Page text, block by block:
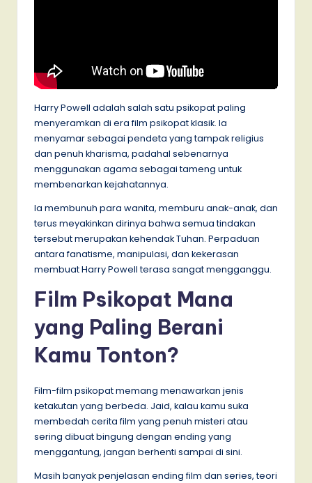
Harry Powell adalah salah satu psikopat paling
menyeramkan di era film psikopat klasik. Ia
menyamar sebagai pendeta yang tampak religius
dan penuh kharisma, padahal sebenarnya
menggunakan agama sebagai tameng untuk
membenarkan kejahatannya.
Ia membunuh para wanita, memburu anak-anak, dan
terus meyakinkan dirinya bahwa semua tindakan
tersebut merupakan kehendak Tuhan. Perpaduan
antara fanatisme, manipulasi, dan kekerasan
membuat Harry Powell terasa sangat mengganggu.
Film Psikopat Mana
yang Paling Berani
Kamu Tonton?
Film-film psikopat memang menawarkan jenis
ketakutan yang berbeda. Jaid, kalau kamu suka
membedah cerita film yang penuh misteri atau
sering dibuat bingung dengan ending yang
menggantung, jangan berhenti sampai di sini.
Masih banyak penjelasan ending film dan series, teori